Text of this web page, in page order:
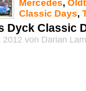
Mercedes,
Classic Days,
Dyck Classic
2012 von Darian